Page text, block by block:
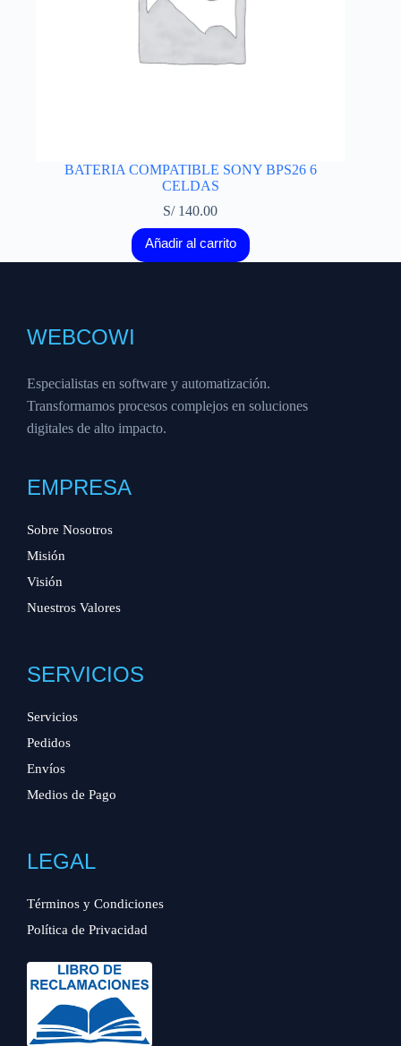
BATERIA COMPATIBLE SONY BPS26 6
CELDAS
S/140.00
Añadir al carrito
WEBCOWI
Especialistas en software y automatización.
Transformamos procesos complejos en soluciones
digitales de alto impacto.
EMPRESA
Sobre Nosotros
Misión
Visión
Nuestros Valores
SERVICIOS
Servicios
Pedidos
Envíos
Medios de Pago
LEGAL
Términos y Condiciones
Política de Privacidad